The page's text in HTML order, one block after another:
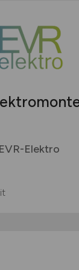
Elektro